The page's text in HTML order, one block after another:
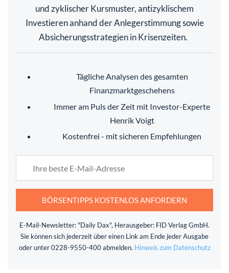
und zyklischer Kursmuster, antizyklischem
Investieren anhand der Anlegerstimmung sowie
Absicherungsstrategien in Krisenzeiten.
Tägliche Analysen des gesamten
Finanzmarktgeschehens
Immer am Puls der Zeit mit Investor-Experte
Henrik Voigt
Kostenfrei - mit sicheren Empfehlungen
BÖRSENTIPPS KOSTENLOS ANFORDERN
E-Mail-Newsletter: "Daily Dax", Herausgeber: FID Verlag GmbH.
Sie können sich jederzeit über einen Link am Ende jeder Ausgabe
oder unter 0228-9550-400 abmelden. Hinweis zum Datenschutz